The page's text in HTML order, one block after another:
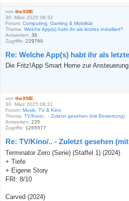
von theXME
30. März 2025 08:32
Forum: Computing, Gaming & Mobilität
Thema: Welche App(s) habt ihr als letztes installiert?
Antworten: 38
Zugriffe: 229760
Re: Welche App(s) habt ihr als
Die Fritz!App Smart Home zur
von theXME
30. März 2025 08:31
Forum: Musik, TV & Kino
Thema: TV/Kino/.. - Zuletzt gesehen (mit Bewertung)
Antworten: 235
Zugriffe: 1265577
Re: TV/Kino/.. - Zuletzt gesehen
Terminator Zero (Serie) (Staffel 1) (2024)
+ Tiefe
+ Eigene Story
FRI: 8/10
Carved (2024)